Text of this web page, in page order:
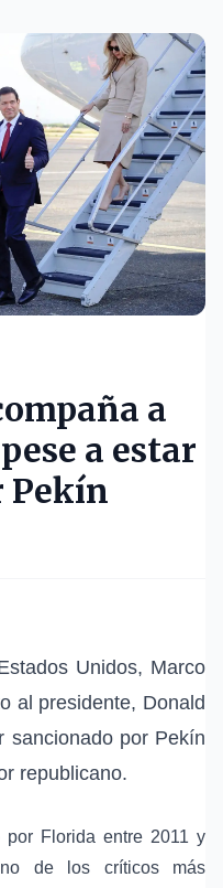
a
a estar
Pekín
Unidos, Marco
al presidente, Donald
sancionado por Pekín
republicano.
por Florida entre 2011 y
de los críticos más